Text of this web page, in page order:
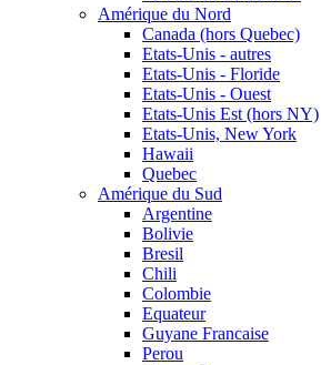
Amérique du Nord
Canada (hors Quebec)
Etats-Unis - autres
Etats-Unis - Floride
Etats-Unis - Ouest
Etats-Unis Est (hors NY)
Etats-Unis, New York
Hawaii
Quebec
Amérique du Sud
Argentine
Bolivie
Bresil
Chili
Colombie
Equateur
Guyane Francaise
Perou